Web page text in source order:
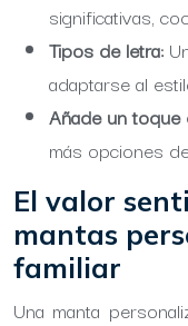
significativas,
Tipos de letra:
adaptarse al
Añade un toque
más opciones
El valor
mantas
familiar
Una manta